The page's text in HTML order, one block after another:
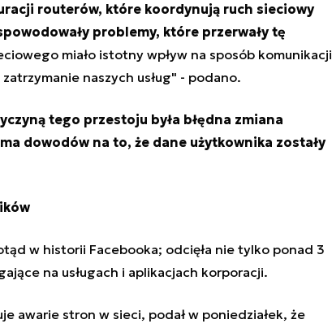
routerów, które koordynują ruch sieciowy
problemy, które przerwały tę
miało istotny wpływ na sposób komunikacji
naszych usług" - podano.
tego przestoju była błędna zmiana
dowodów na to, że dane użytkownika zostały
w historii Facebooka; odcięła nie tylko ponad 3
na usługach i aplikacjach korporacji.
awarie stron w sieci, podał w poniedziałek, że